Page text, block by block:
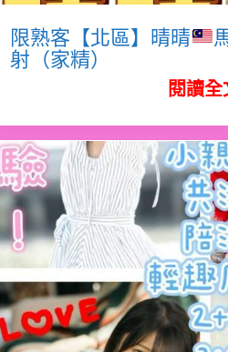
限熟客【北區】晴晴
射（家精）
閱讀全